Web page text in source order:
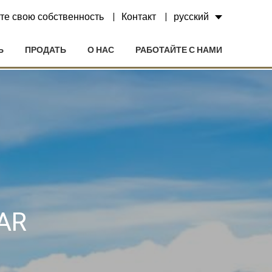
свою собственность Контакт русский
ПРОДАТЬ О НАС РАБОТАЙТЕ С НАМИ
с